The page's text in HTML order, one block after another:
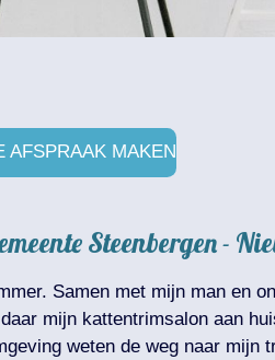
AFSPRAAK MAKEN
Steenbergen -
Samen met mijn man en
mijn kattentrimsalon aan
weten de weg naar mijn